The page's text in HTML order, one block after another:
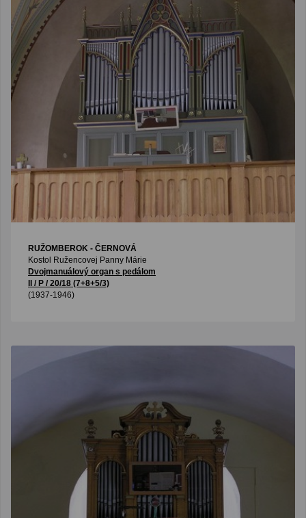
RUŽOMBEROK - ČERNOVÁ
Kostol Ružencovej Panny Márie
Dvojmanuálový organ s pedálom
II / P / 20/18 (7+8+5/3)
(1937-1946)